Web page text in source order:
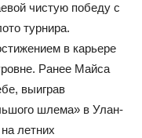
чистую победу с
турнира.
в карьере
Ранее Майса
выиграв
шлема» в Улан-
летних